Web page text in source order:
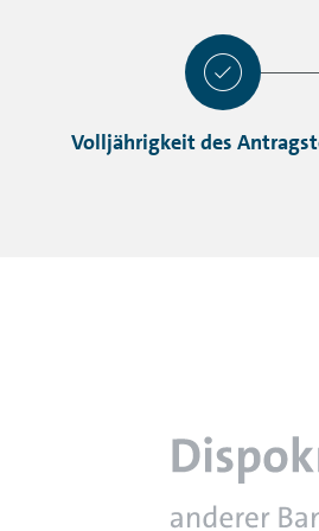
Volljährigkeit des